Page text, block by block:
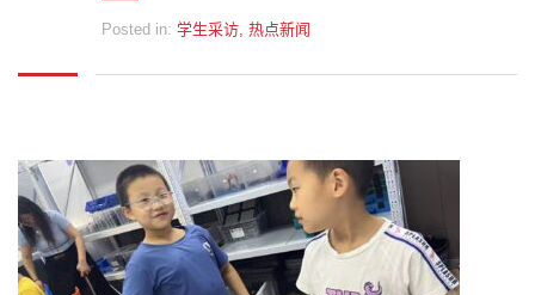
Posted in: 学生采访, 热点新闻